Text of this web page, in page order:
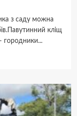
з саду можна
кліщ
городники...